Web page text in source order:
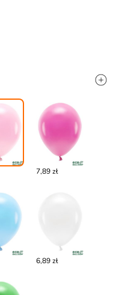
7,89 zł
6,89 zł